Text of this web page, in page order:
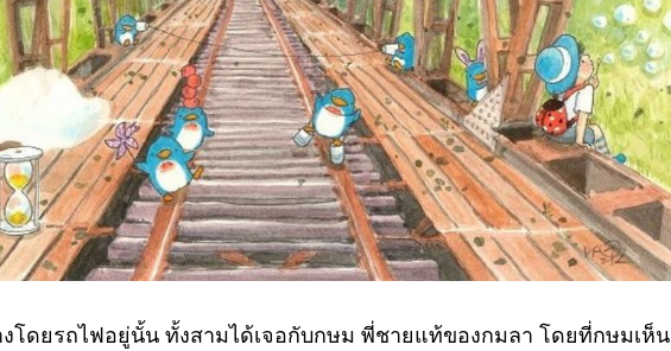
โดยรถไฟอยู่นั้น ทั้งสามได้เจอกับกษม พี่ชายแท้ของกมลา โดยที่กษมเห็น